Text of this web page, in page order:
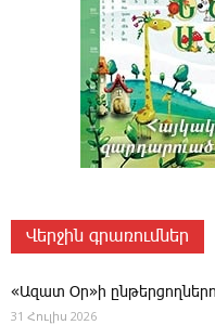
Վերջին գրառումներ
«Ազատ Օր»ի
31 Հուլիս 2026